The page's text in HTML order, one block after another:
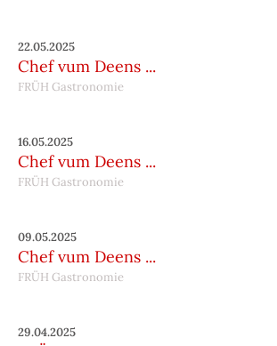
22.05.2025
Chef vum Deens ...
FRÜH Gastronomie
16.05.2025
Chef vum Deens ...
FRÜH Gastronomie
09.05.2025
Chef vum Deens ...
FRÜH Gastronomie
29.04.2025